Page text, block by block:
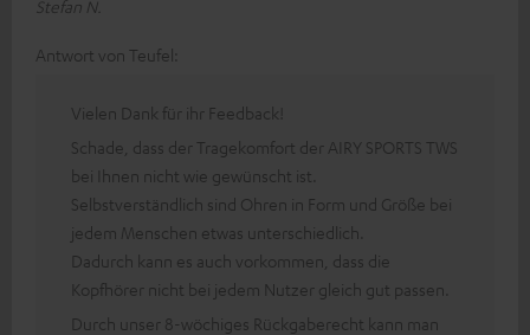
Stefan N.
Antwort von Teufel:
Vielen Dank für ihr Feedback!
Schade, dass der Tragekomfort der AIRY SPORTS TWS
bei Ihnen nicht wie gewünscht ist.
Selbstverständlich sind Ohren in Form und Größe bei
jedem Menschen etwas unterschiedlich.
Dadurch kann es auch vorkommen, dass die
Kopfhörer nicht bei jedem Nutzer gleich gut passen.
Durch unser 8-wöchiges Rückgaberecht kann man